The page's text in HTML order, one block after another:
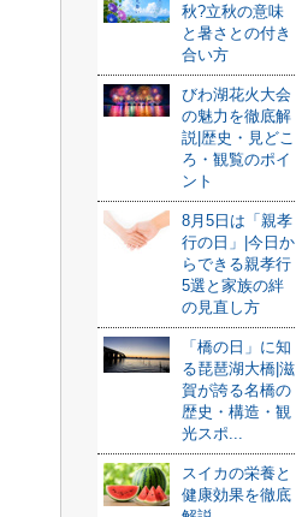
秋?立秋の意味
と暑さとの付き
合い方
びわ湖花火大会
の魅力を徹底解
説|歴史・見どこ
ろ・観覧のポイ
ント
8月5日は「親孝
行の日」|今日か
らできる親孝行
5選と家族の絆
の見直し方
「橋の日」に知
る琵琶湖大橋|滋
賀が誇る名橋の
歴史・構造・観
光スポ...
スイカの栄養と
健康効果を徹底